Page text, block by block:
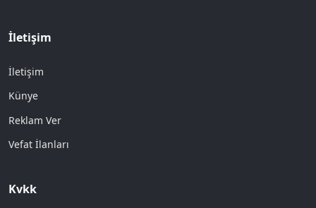
İletişim
İletişim
Künye
Reklam Ver
Vefat İlanları
Kvkk